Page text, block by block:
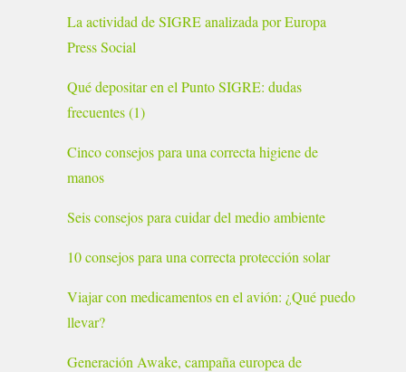
La actividad de SIGRE analizada por Europa
Press Social
Qué depositar en el Punto SIGRE: dudas
frecuentes (1)
Cinco consejos para una correcta higiene de
manos
Seis consejos para cuidar del medio ambiente
10 consejos para una correcta protección solar
Viajar con medicamentos en el avión: ¿Qué puedo
llevar?
Generación Awake, campaña europea de